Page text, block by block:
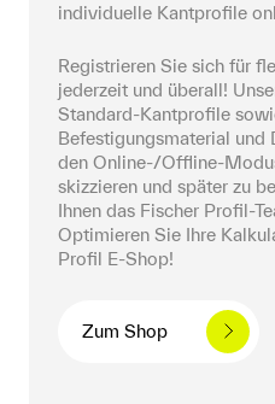
individuelle Kantprofile
Registrieren Sie sich für
jederzeit und überall!
Standard-Kantprofile
Befestigungsmaterial und
den Online-/Offline-
skizzieren und später zu
Ihnen das Fischer Profil-
Optimieren Sie Ihre
Profil E-Shop!
Zum Shop